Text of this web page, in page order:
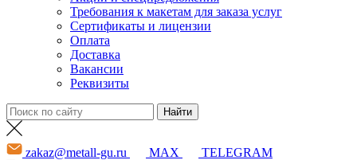
Требования к макетам для заказа услуг
Сертификаты и лицензии
Оплата
Доставка
Вакансии
Реквизиты
zakaz@metall-gu.ru MAX TELEGRAM